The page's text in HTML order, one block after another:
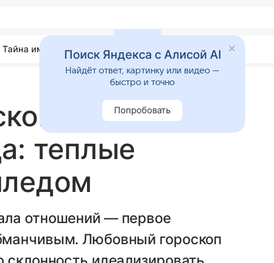
Тайна имени Гадания Приметы
на 10
теплые
отношений — первое
Любовный гороскоп
Поиск Яндекса с Алисой AI
Найдёт ответ, картинку или видео —
быстро и точно
Попробовать